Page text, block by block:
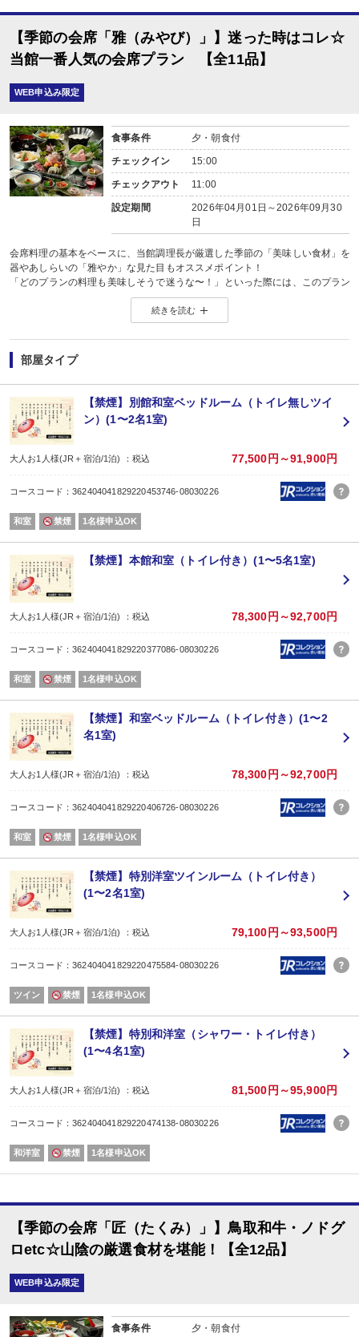
【季節の会席「雅（みやび）」】迷った時はコレ☆
当館一番人気の会席プラン 【全11品】
WEB申込み限定
食事条件 夕・朝食付
チェックイン 15:00
チェックアウト 11:00
設定期間
2026年04月01日～2026年09月30
日
会席料理の基本をベースに、当館調理長が厳選した季節の「美味しい食材」
器やあしらいの「雅やか」な見た目もオススメポイント！
「どのプランの料理も美味しそうで迷うな〜！」といった際には、このプラン
ご予約はお一人様より承ります♪
※お料理内容および品数は、シーズンと食材状況により変わります(全11品)。
※お品書き詳細につきましては、プラン画像をご参考下さいませ(料理画像は参
※お食事開始時間：17:30〜(最終18:30〜)
【朝食】
料理長が地産地消にこだわった和朝食をご用意。
温かいお味噌汁をはじめ、心と身体にやさしい健康的な朝ごはんをご用意して
※ご朝食開始時間：7:00〜(最終8:00〜)
【お食事場所】
夕食／朝食：レストラン又はお食事会場
【ラドン熱気浴】
ご希望の際は、予めお電話か当館公式HPよりご予約をお願いいたします(料金
【大浴場利用時間】
・6:00〜23:30（最終23:00、13:00〜15:00は清掃のためご利用頂けません）
※客室にユニットバス・シャワー等はございません(シャワー付和洋室を除く)。
【露天風呂利用時間】
・8:00〜20:00
【客室設備】
電気ポット/冷蔵庫（電源を抜いております。）/無料金庫
※お部屋にユニットバスはございません、ご入浴・シャワーは大浴場をご利用
【アメニティ】
※ボディーソープ/シャンプー/トリートメントは大浴場に備付。
※歯ブラシ等のアメニティ類はご持参をお願い致します。ご持参頂くと売店
※「脱プラ」に、ご理解とご協力とを賜りますようよろしくお願い致します。
※当館のアメニティはすべて「バイオマス」商品で脱プラに取り組んでいます
【その他】
※全館禁煙
※全館無料Wi-Fi対応
続きを読む
部屋タイプ
【禁煙】別館和室ベッドルーム（トイレ無しツイ
ン）(1〜2名1室)
大人お1人様(JR＋宿泊/1泊) ：税込 77,500円～91,900円
コースコード：362404041829220453746-08030226
和室 禁煙 1名様申込OK
【禁煙】本館和室（トイレ付き）(1〜5名1室)
大人お1人様(JR＋宿泊/1泊) ：税込 78,300円～92,700円
コースコード：362404041829220377086-08030226
和室 禁煙 1名様申込OK
【禁煙】和室ベッドルーム（トイレ付き）(1〜2
名1室)
大人お1人様(JR＋宿泊/1泊) ：税込 78,300円～92,700円
コースコード：362404041829220406726-08030226
和室 禁煙 1名様申込OK
【禁煙】特別洋室ツインルーム（トイレ付き）
(1〜2名1室)
大人お1人様(JR＋宿泊/1泊) ：税込 79,100円～93,500円
コースコード：362404041829220475584-08030226
ツイン 禁煙 1名様申込OK
【禁煙】特別和洋室（シャワー・トイレ付き）
(1〜4名1室)
大人お1人様(JR＋宿泊/1泊) ：税込 81,500円～95,900円
コースコード：362404041829220474138-08030226
和洋室 禁煙 1名様申込OK
【季節の会席「匠（たくみ）」】鳥取和牛・ノドグ
ロetc☆山陰の厳選食材を堪能！【全12品】
WEB申込み限定
食事条件 夕・朝食付